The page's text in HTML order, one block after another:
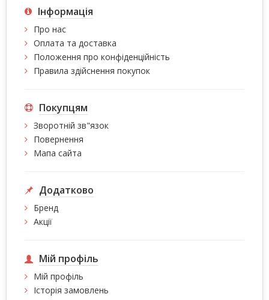
Інформація
Про нас
Оплата та доставка
Положення про конфіденційність
Правила здійснення покупок
Покупцям
Зворотній зв"язок
Повернення
Мапа сайта
Додатково
Бренд
Акції
Мій профіль
Мій профіль
Історія замовлень